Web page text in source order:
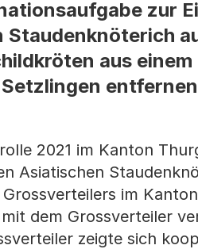
zur
Staudenknöterich
aus
2021 im Kanton
Asiatischen
im
dem Grossverteiler
zeigte sich